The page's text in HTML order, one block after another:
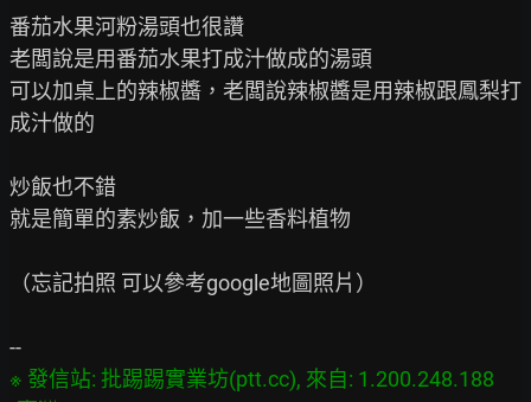
番茄水果河粉湯頭也很讚
老闆說是用番茄水果打成汁做成的湯頭
可以加桌上的辣椒醬，老闆說辣椒醬是用辣椒跟鳳梨打
成汁做的
炒飯也不錯
就是簡單的素炒飯，加一些香料植物
（忘記拍照 可以參考google地圖照片）
※ 發信站: 批踢踢實業坊(ptt.cc), 來自: 1.200.248.188